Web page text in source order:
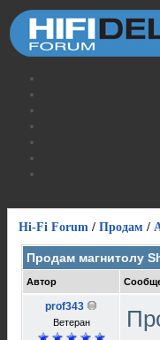
Hi-Fi Forum / Продам /
Продам магнитолу
Автор
prof343
Ветеран